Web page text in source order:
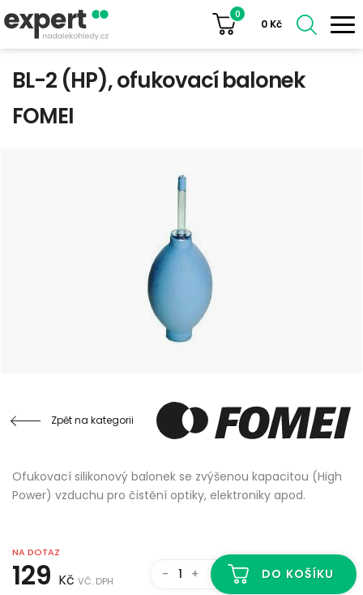
0
0 Kč
BL-2 (HP), ofukovací balonek
FOMEI
Zpět na kategorii
Ofukovací silikonový balonek se zvýšenou kapacitou (High
Power) vzduchu pro čistění optiky, elektroniky apod.
NA DOTAZ
129 Kč VČ. DPH - + DO KOŠÍKU